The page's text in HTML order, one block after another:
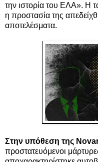
την ιστορία του ΕΛΑ». Η
η προστασία της
αποτελέσματα.
Στην υπόθεση της
προστατευόμενοι